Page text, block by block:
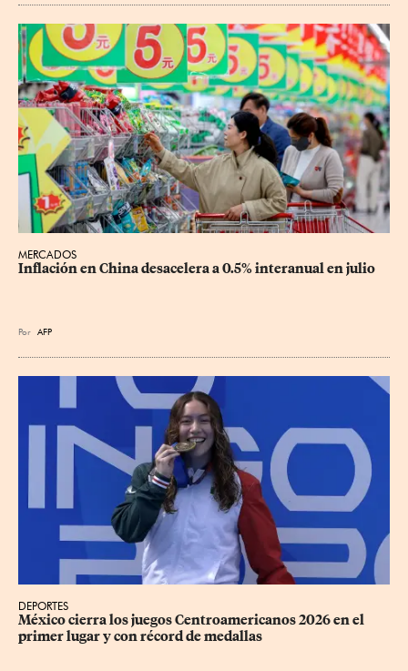
MERCADOS
Inflación en China desacelera a 0.5% interanual en julio
Por AFP
DEPORTES
México cierra los juegos Centroamericanos 2026 en el
primer lugar y con récord de medallas